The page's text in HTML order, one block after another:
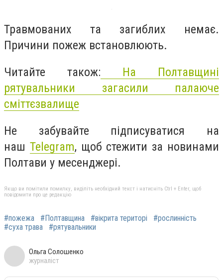
Травмованих та загиблих немає.
Причини пожеж встановлюють.
Читайте також: На Полтавщині
рятувальники загасили палаюче
сміттєзвалище
Не забувайте підписуватися на
наш Telegram, щоб стежити за новинами
Полтави у месенджері.
Якщо ви помітили помилку, виділіть необхідний текст і натисніть Ctrl + Enter, щоб
повідомити про це редакцію
#пожежа #Полтавщина #вікрита територі
#рослинність
#суха трава
#рятувальники
Ольга Солошенко
журналіст